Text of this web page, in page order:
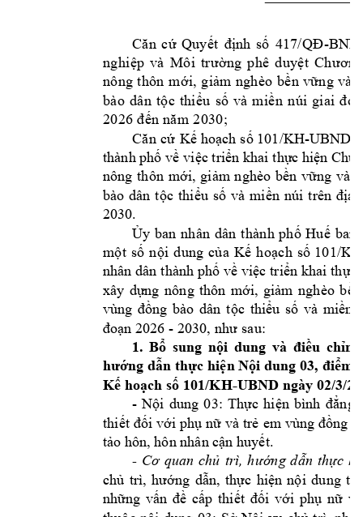
Căn cứ Quyết định số 417/QĐ-BNN
nghiệp và Môi trường phê duyệt Chươn
nông thôn mới, giảm nghèo bền vững và
bào dân tộc thiểu số và miền núi giai đo
2026 đến năm 2030;
Căn cứ Kế hoạch số 101/KH-UBND
thành phố về việc triển khai thực hiện
nông thôn mới, giảm nghèo bền vững và
bào dân tộc thiểu số và miền núi trên địa
2030.
Ủy ban nhân dân thành phố Huế ban
một số nội dung của Kế hoạch số 101/
nhân dân thành phố về việc triển khai thực
xây dựng nông thôn mới, giảm nghèo bền
vùng đồng bào dân tộc thiểu số và miền
đoạn 2026 - 2030, như sau:
1. Bổ sung nội dung và điều chỉnh
hướng dẫn thực hiện Nội dung 03, điểm
Kế hoạch số 101/KH-UBND ngày 02/3/
- Nội dung 03: Thực hiện bình đẳng
thiết đối với phụ nữ và trẻ em vùng đồng
tảo hôn, hôn nhân cận huyết.
- Cơ quan chủ trì, hướng dẫn thực
chủ trì, hướng dẫn, thực hiện nội dung
những vấn đề cấp thiết đối với phụ nữ